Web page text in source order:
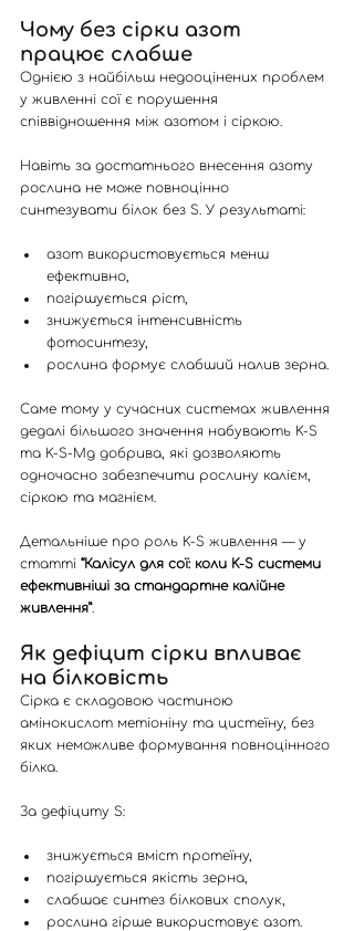
Чому без сірки азот
працює слабше
Однією з найбільш недооцінених проблем
у живленні сої є порушення
співвідношення між азотом і сіркою.
Навіть за достатнього внесення азоту
рослина не може повноцінно
синтезувати білок без S. У результаті:
азот використовується менш
ефективно,
погіршується ріст,
знижується інтенсивність
фотосинтезу,
рослина формує слабший налив зерна.
Саме тому у сучасних системах живлення
дедалі більшого значення набувають K-S
та K-S-Mg добрива, які дозволяють
одночасно забезпечити рослину калієм,
сіркою та магнієм.
Детальніше про роль K-S живлення — у
статті “Калісул для сої: коли K-S системи
ефективніші за стандартне калійне
живлення”.
Як дефіцит сірки впливає
на білковість
Сірка є складовою частиною
амінокислот метіоніну та цистеїну, без
яких неможливе формування повноцінного
білка.
За дефіциту S:
знижується вміст протеїну,
погіршується якість зерна,
слабшає синтез білкових сполук,
рослина гірше використовує азот.